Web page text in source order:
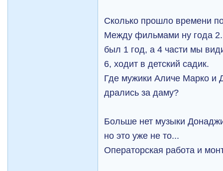
Сколько прошло времени
Между фильмами ну года 2.
был 1 год, а 4 части мы
6, ходит в детский садик.
Где мужики Аличе Марко и
дрались за даму?
Больше нет музыки
но это уже не то...
Операторская работа и